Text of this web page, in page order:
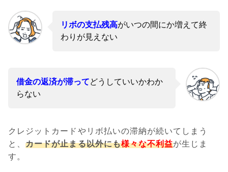
リボの支払残高がいつの間にか増えて終
わりが見えない
借金の返済が滞ってどうしていいかわか
らない
クレジットカードやリボ払いの滞納が続いてしまう
と、カードが止まる以外にも様々な不利益が生じま
す。